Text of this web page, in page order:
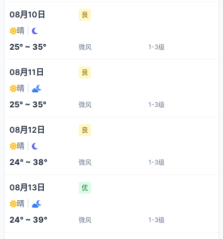
08月10日 良
晴
25° ~ 35° 微风 1-3级
08月11日 良
晴
25° ~ 35° 微风 1-3级
08月12日 良
晴
24° ~ 38° 微风 1-3级
08月13日 优
晴
24° ~ 39° 微风 1-3级